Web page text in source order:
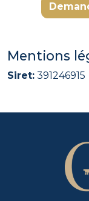
Mentions
Siret: 391246915